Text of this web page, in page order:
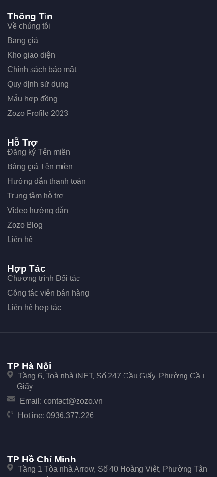
Thông Tin
Về chúng tôi
Bảng giá
Kho giao diện
Chính sách bảo mật
Quy định sử dụng
Mẫu hợp đồng
Zozo Profile 2023
Hỗ Trợ
Đăng ký Tên miền
Bảng giá Tên miền
Hướng dẫn thanh toán
Trung tâm hỗ trợ
Video hướng dẫn
Zozo Blog
Liên hệ
Hợp Tác
Chương trình Đối tác
Cộng tác viên bán hàng
Liên hệ hợp tác
TP Hà Nội
Tầng 6, Toà nhà iNET, Số 247 Cầu Giấy, Phường Cầu
Giấy
Email: contact@zozo.vn
Hotline: 0936.377.226
TP Hồ Chí Minh
Tầng 1 Tòa nhà Arrow, Số 40 Hoàng Việt, Phường Tân